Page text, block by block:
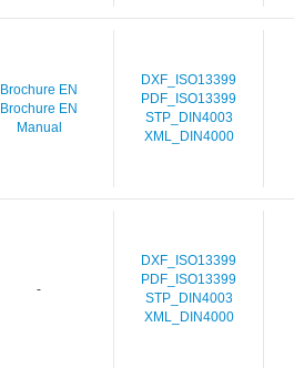
Brochure EN
Brochure EN
Manual
DXF_ISO13399
PDF_ISO13399
STP_DIN4003
XML_DIN4000
-
DXF_ISO13399
PDF_ISO13399
STP_DIN4003
XML_DIN4000